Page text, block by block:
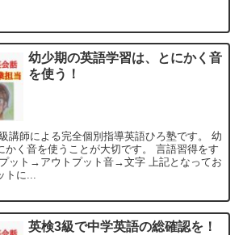
幼少期の英語学習は、とにかく音
を使う！
講師による完全個別指導英語ひろ塾です。 幼
かく音を使うことが大切です。 言語習得をす
ット→アウトプット音→文字 上記となってお
に...
英検3級で中学英語の総確認を！